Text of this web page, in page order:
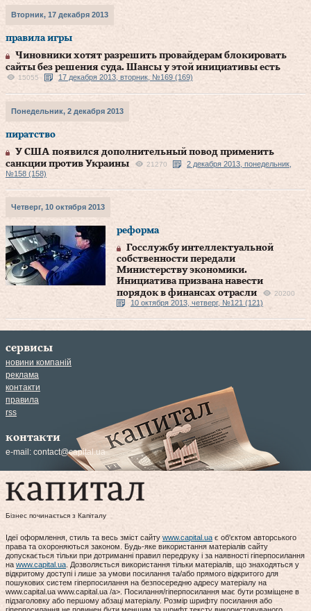
Вторник, 17 декабря 2013
правила игры
Чиновники хотят разрешить провайдерам блокировать
сайты без решения суда. Шансы у этой инициативы есть
15055 17 декабря 2013, вторник, №169 (169)
Понедельник, 2 декабря 2013
пиратство
У США появился дополнительный повод применить
санкции против Украины
21270
2 декабря 2013, понедельник,
№158 (158)
Четверг, 10 октября 2013
реформа
Госслужбу интеллектуальной
собственности передали
Министерству экономики.
Инициатива призвана навести
порядок в финансах отрасли
20200
10 октября 2013, четверг, №121 (121)
сервисы
новини компаній
реклама
контакти
правила
rss
контакти
e-mail: contact@capital.ua
Бізнес починається з Капіталу
Ідеї оформлення, стиль та весь зміст сайту www.capital.ua є об'єктом авторського
права та охороняються законом. Будь-яке використання матеріалів сайту
допускається тільки при дотриманні правил передруку і за наявності гіперпосилання
на www.capital.ua . Дозволяється використання тільки матеріалів, що знаходяться у
відкритому доступі і лише за умови посилання та/або прямого відкритого для
пошукових систем гіперпосилання на безпосередню адресу матеріалу на
www.capital.ua www.capital.ua /a>. Посилання/гіперпосилання має бути розміщене в
підзаголовку або першому абзаці матеріалу. Розмір шрифту посилання або